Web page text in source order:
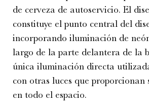
de cerveza de autoservicio. El
constituye el punto central del
incorporando iluminación de
largo de la parte delantera de la
única iluminación directa
con otras luces que proporcionan
en todo el espacio.